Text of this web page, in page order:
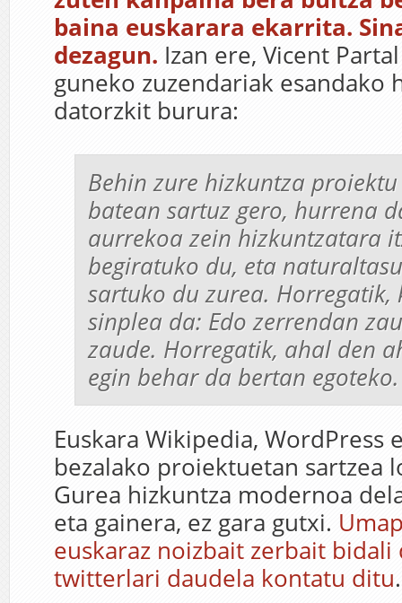
baina euskarara ekarrita.
dezagun. Izan ere, Vicent
guneko zuzendariak esandako
datorzkit burura:
Behin zure hizkuntza
batean sartuz gero, hurrena
aurrekoa zein hizkuntzatara
begiratuko du, eta
sartuko du zurea. Horregatik,
sinplea da: Edo zerrendan
zaude. Horregatik, ahal den
egin behar da bertan egoteko.
Euskara Wikipedia, WordPress
bezalako proiektuetan sartzea
Gurea hizkuntza modernoa
eta gainera, ez gara gutxi.
euskaraz noizbait zerbait bidali
twitterlari daudela kontatu ditu.